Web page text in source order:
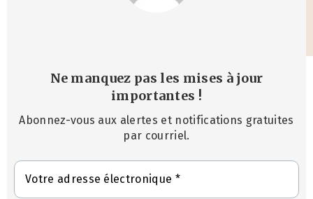
Ne manquez pas les mises à jour
importantes !
Abonnez-vous aux alertes et notifications gratuites
par courriel.